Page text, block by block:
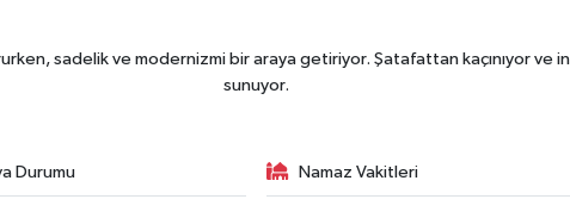
sadelik ve modernizmi bir araya getiriyor. Şatafattan kaçınıyor ve
sunuyor.
Durumu Namaz Vakitleri